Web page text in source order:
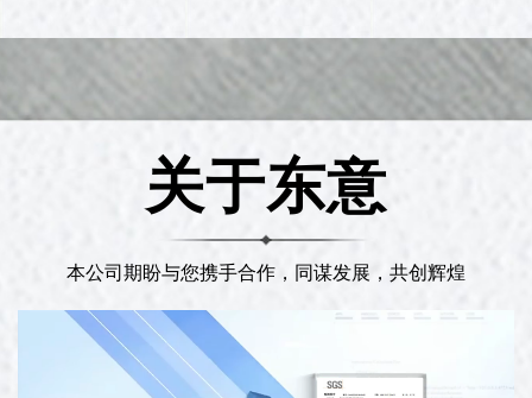
关于东意
本公司期盼与您携手合作，同谋发展，共创辉煌